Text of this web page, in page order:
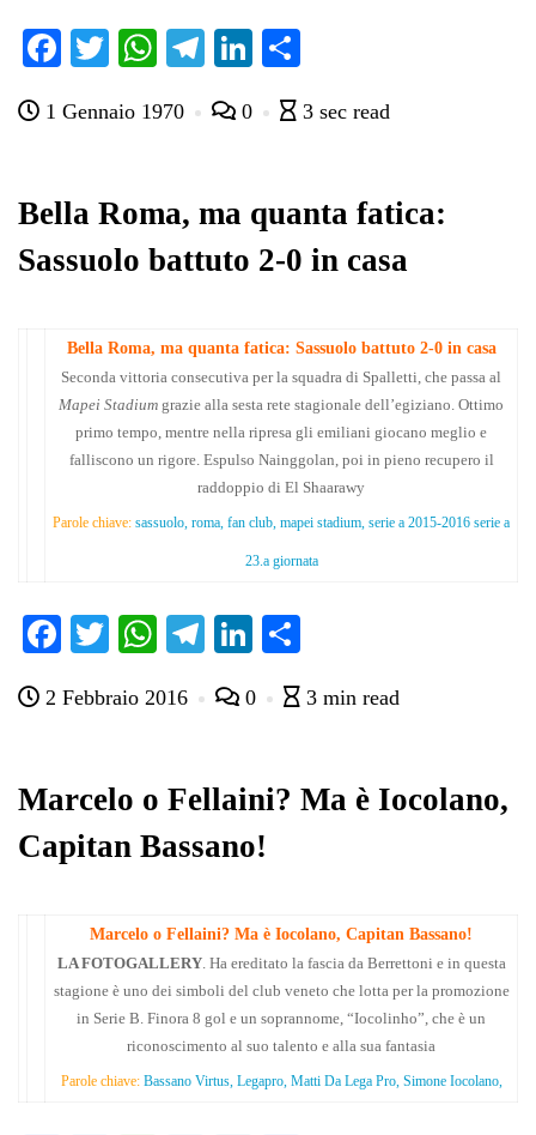
Fa
bo
T
tte
W
ts
pp
Te
gr
m
Li
ed di
di
1 Gennaio 1970 0 3 sec read
Bella Roma, ma quanta fatica:
Sassuolo battuto 2-0 in casa
Bella Roma, ma quanta fatica: Sassuolo battuto 2-0 in casa
Seconda vittoria consecutiva per la squadra di Spalletti, che passa al
Mapei Stadium grazie alla sesta rete stagionale dell’egiziano. Ottimo
primo tempo, mentre nella ripresa gli emiliani giocano meglio e
falliscono un rigore. Espulso Nainggolan, poi in pieno recupero il
raddoppio di El Shaarawy
Parole chiave: sassuolo, roma, fan club, mapei stadium, serie a 2015-2016 serie a
23.a giornata
Fa
bo
T
tte
W
ts
pp
Te
gr
m
Li
ed di
di
2 Febbraio 2016 0 3 min read
Marcelo o Fellaini? Ma è Iocolano,
Capitan Bassano!
Marcelo o Fellaini? Ma è Iocolano, Capitan Bassano!
LA FOTOGALLERY. Ha ereditato la fascia da Berrettoni e in questa
stagione è uno dei simboli del club veneto che lotta per la promozione
in Serie B. Finora 8 gol e un soprannome, “Iocolinho”, che è un
riconoscimento al suo talento e alla sua fantasia
Parole chiave: Bassano Virtus, Legapro, Matti Da Lega Pro, Simone Iocolano,